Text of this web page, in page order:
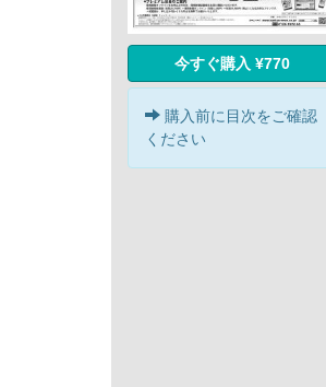
今すぐ購入 ¥770
購入前に目次をご確認
ください